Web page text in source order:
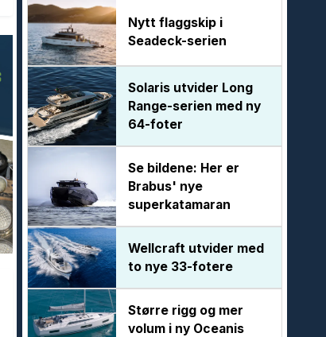
Nytt flaggskip i
Seadeck-serien
Solaris utvider Long
Range-serien med ny
64-foter
Se bildene: Her er
Brabus' nye
superkatamaran
Wellcraft utvider med
to nye 33-fotere
Større rigg og mer
volum i ny Oceanis